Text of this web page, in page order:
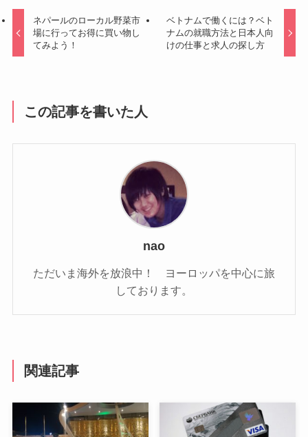
ネパールのローカル野菜市
場に行ってお得に買い物し
てみよう！
ベトナムで働くには？ベト
ナムの就職方法と日本人向
けの仕事と求人の探し方
この記事を書いた人
nao
ただいま海外を放浪中！ ヨーロッパを中心に旅
しております。
関連記事